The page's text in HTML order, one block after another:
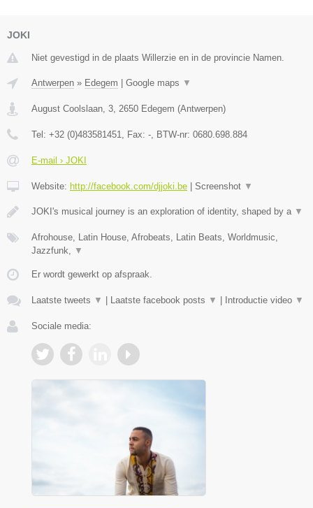
JOKI
Niet gevestigd in de plaats Willerzie en in de provincie Namen.
Antwerpen » Edegem Google maps ▼
August Coolslaan, 3, 2650 Edegem (Antwerpen)
Tel: +32 (0)483581451, Fax: -, BTW-nr: 0680.698.884
E-mail › JOKI
Website: http://facebook.com/djjoki.be Screenshot ▼
JOKI's musical journey is an exploration of identity, shaped by a ▼
Afrohouse, Latin House, Afrobeats, Latin Beats, Worldmusic,
Jazzfunk, ▼
Er wordt gewerkt op afspraak.
Laatste tweets ▼ Laatste facebook posts ▼ Introductie video ▼
Sociale media: